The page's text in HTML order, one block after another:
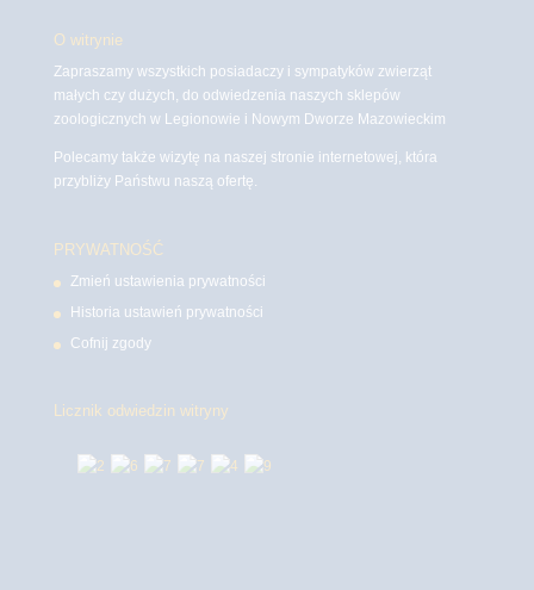
O witrynie
Zapraszamy wszystkich posiadaczy i sympatyków zwierząt
małych czy dużych, do odwiedzenia naszych sklepów
zoologicznych w Legionowie i Nowym Dworze Mazowieckim
Polecamy także wizytę na naszej stronie internetowej, która
przybliży Państwu naszą ofertę.
PRYWATNOŚĆ
Zmień ustawienia prywatności
Historia ustawień prywatności
Cofnij zgody
Licznik odwiedzin witryny